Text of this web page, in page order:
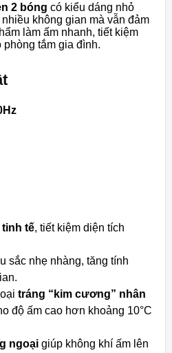
2 bóng có kiểu dáng nhỏ
không gian mà vẫn đảm
làm ấm nhanh, tiết kiệm
tắm gia đình.
tế, tiết kiệm diện tích
sắc nhẹ nhàng, tăng tính
tráng “kim cương” nhân
độ ấm cao hơn khoảng 10°C
ngoại giúp không khí ấm lên